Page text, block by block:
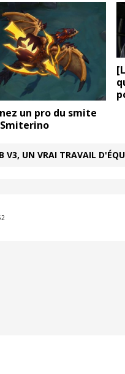
un pro du smite
V3, UN VRAI TRAVAIL